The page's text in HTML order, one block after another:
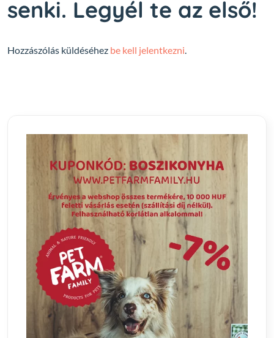
senki. Legyél te az első!
Hozzászólás küldéséhez be kell jelentkezni.